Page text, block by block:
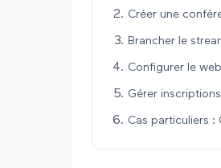
Créer une
Brancher le
Configurer le
Gérer
Cas particuliers